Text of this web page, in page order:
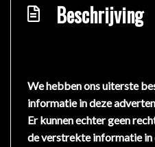
Beschrijving
We hebben ons uiterste
informatie in deze
Er kunnen echter geen
de verstrekte informatie